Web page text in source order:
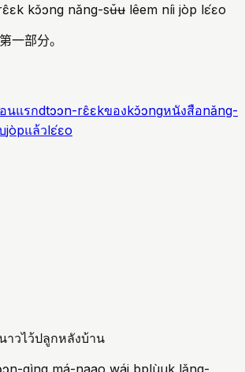
kɔ̌ɔng nǎng-sʉ̌ʉ lêem níi jòp lɛ́ɛo
一部分。
นแรกdtɔɔn-rɛ̂ɛkของkɔ̌ɔngหนังสือnǎng-
jòpแล้วlɛ́ɛo
าวไว้ปลูกหลังบ้าน